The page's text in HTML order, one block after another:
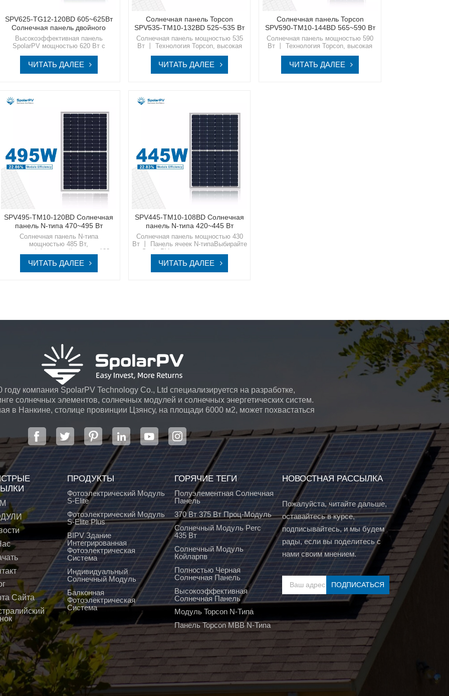
SPV625-TG12-120BD 605~625Вт
Солнечная панель двойного
поколения
Высокоэффективная панель
SpolarPV мощностью 620 Вт с
усовершенствованный модуль
Topcon MBB N-типа Используйте
энергию солнца, как никогда раньше,
для обеспечения беспрецедентной
эффективности и надежности.
ЧИТАТЬ ДАЛЕЕ
Солнечная панель Topcon
SPV535-TM10-132BD 525~535 Вт
Солнечная панель мощностью 535
Вт 丨 Технология Topcon, высокая
устойчивое будущее вместе со
SpolarPV, вашим надежным
партнером в области
ЧИТАТЬ ДАЛЕЕ
Солнечная панель Topcon
SPV590-TM10-144BD 565~590 Вт
Солнечная панель мощностью 590
Вт 丨 Технология Topcon, высокая
устойчивое будущее вместе со
SpolarPV, вашим надежным
партнером в области
ЧИТАТЬ ДАЛЕЕ
SPV495-TM10-120BD Солнечная
панель N-типа 470~495 Вт
Солнечная панель N-типа
мощностью 485 Вт,
ммОткройте для себя SpolarPV, где
передовые технологии сочетаются с
экологически чистыми инновациями,
ЧИТАТЬ ДАЛЕЕ
SPV445-TM10-108BD Солнечная
панель N-типа 420~445 Вт
Солнечная панель мощностью 430
Вт 丨 Панель ячеек N-типаВыбирайте
решений, где мы сочетаем инновации
с устойчивым развитием,
прокладывая путь к более яркому и
ЧИТАТЬ ДАЛЕЕ
компания SpolarPV Technology Co., Ltd специализируется на разработке,
солнечных элементов, солнечных модулей и солнечных энергетических систем.
в Нанкине, столице провинции Цзянсу, на площади 6000 м2, может похвастаться
Сайта
ПРОДУКТЫ
Фотоэлектрический Модуль
S-Elite
Фотоэлектрический Модуль
S-Elite Plus
BIPV Здание
Интегрированная
Фотоэлектрическая
Система
Индивидуальный
Солнечный Модуль
Балконная
Фотоэлектрическая
Система
ГОРЯЧИЕ ТЕГИ
Полуэлементная Солнечная
Панель
370 Вт 375 Вт Проц-Модуль
Солнечный Модуль Perc
435 Вт
Солнечный Модуль
Койларпв
Полностью Черная
Солнечная Панель
Высокоэффективная
Солнечная Панель
Модуль Topcon N-Типа
Панель Topcon MBB N-Типа
НОВОСТНАЯ РАССЫЛКА
Пожалуйста, читайте дальше,
оставайтесь в курсе,
подписывайтесь, и мы будем
рады, если вы поделитесь с
нами своим мнением.